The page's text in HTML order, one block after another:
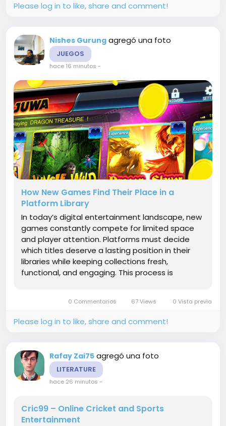
Please log in to like, share and comment!
Nishes Gurung agregó una foto
JUEGOS
hace 16 minutos -
How New Games Find Their Place in a
Platform Library
In today’s digital entertainment landscape, new
games constantly compete for limited space
and player attention. Platforms must decide
which titles deserve a lasting position in their
libraries while keeping collections fresh,
functional, and engaging. This process is
strategic placement, and ongoing...
0 Commentarios 67 Views 0 Vista previa
Please log in to like, share and comment!
Rafay Zai75 agregó una foto
LITERATURE
hace 26 minutos -
Cric99 – Online Cricket and Sports
Entertainment